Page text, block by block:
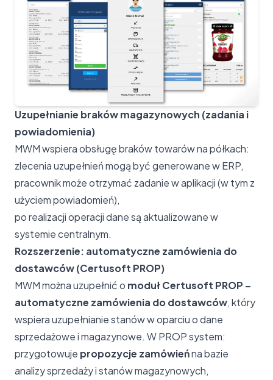
Uzupełnianie braków magazynowych (zadania i
powiadomienia)
MWM wspiera obsługę braków towarów na półkach:
zlecenia uzupełnień mogą być generowane w ERP,
pracownik może otrzymać zadanie w aplikacji (w tym z
użyciem powiadomień),
po realizacji operacji dane są aktualizowane w
systemie centralnym.
Rozszerzenie: automatyczne zamówienia do
dostawców (Certusoft PROP)
MWM można uzupełnić o moduł Certusoft PROP –
automatyczne zamówienia do dostawców, który
wspiera uzupełnianie stanów w oparciu o dane
sprzedażowe i magazynowe. W PROP system:
przygotowuje propozycje zamówieńna bazie
analizy sprzedaży i stanów magazynowych,